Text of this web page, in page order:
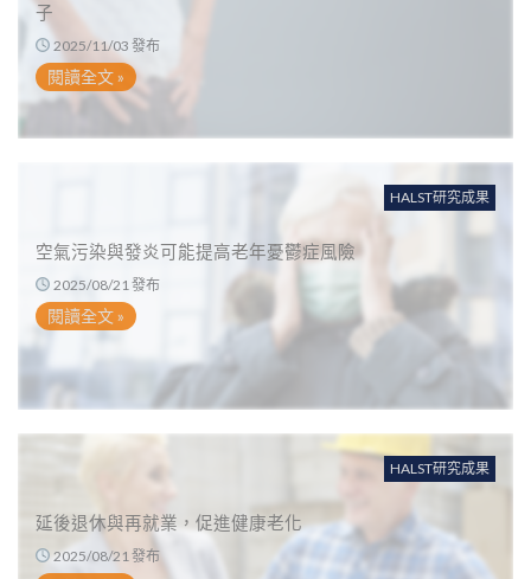
子
2025/11/03 發布
閱讀全文 »
HALST研究成果
空氣污染與發炎可能提高老年憂鬱症風險
2025/08/21 發布
閱讀全文 »
HALST研究成果
延後退休與再就業，促進健康老化
2025/08/21 發布